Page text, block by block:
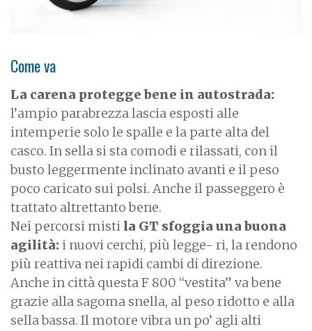
Come va
La carena protegge bene in autostrada:
l’ampio parabrezza lascia esposti alle
intemperie solo le spalle e la parte alta del
casco. In sella si sta comodi e rilassati, con il
busto leggermente inclinato avanti e il peso
poco caricato sui polsi. Anche il passeggero è
trattato altrettanto bene.
Nei percorsi misti la GT sfoggia una buona
agilità: i nuovi cerchi, più legge- ri, la rendono
più reattiva nei rapidi cambi di direzione.
Anche in città questa F 800 “vestita” va bene
grazie alla sagoma snella, al peso ridotto e alla
sella bassa. Il motore vibra un po’ agli alti